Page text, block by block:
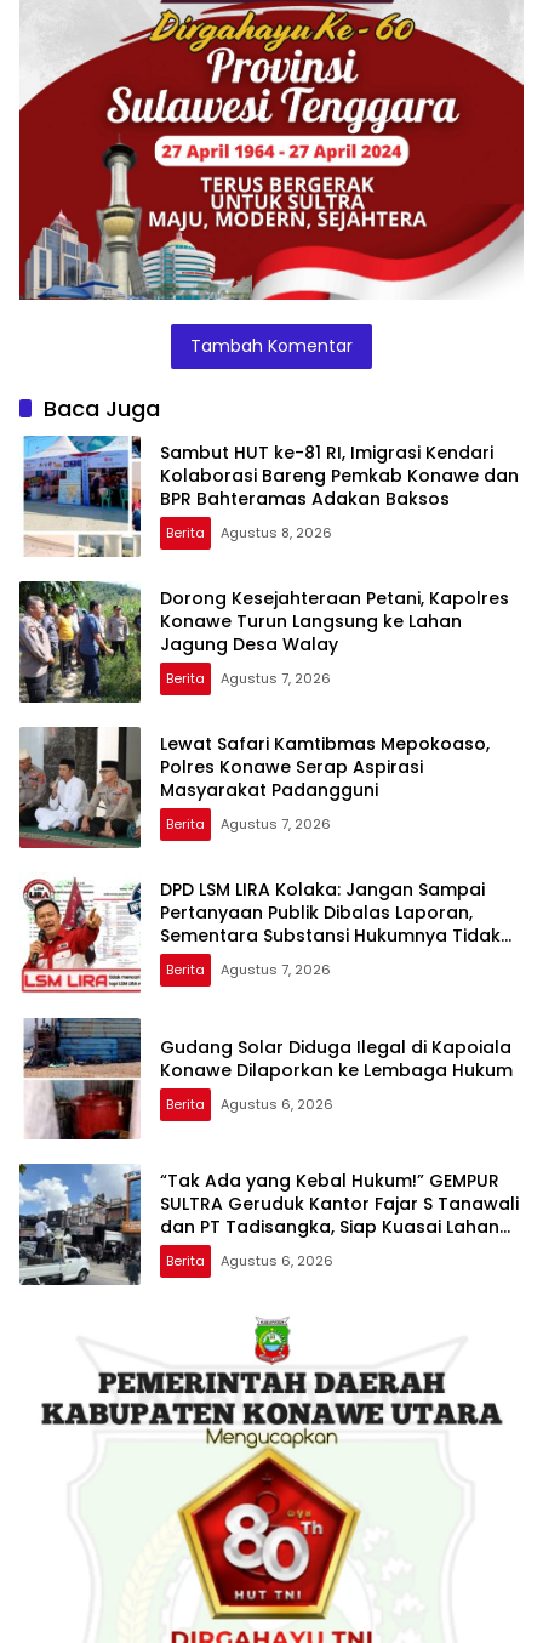
Tambah Komentar
Baca Juga
Sambut HUT ke-81 RI, Imigrasi Kendari
Kolaborasi Bareng Pemkab Konawe dan
BPR Bahteramas Adakan Baksos
Berita Agustus 8, 2026
Dorong Kesejahteraan Petani, Kapolres
Konawe Turun Langsung ke Lahan
Jagung Desa Walay
Berita Agustus 7, 2026
Lewat Safari Kamtibmas Mepokoaso,
Polres Konawe Serap Aspirasi
Masyarakat Padangguni
Berita Agustus 7, 2026
DPD LSM LIRA Kolaka: Jangan Sampai
Pertanyaan Publik Dibalas Laporan,
Sementara Substansi Hukumnya Tidak
Pernah Dijelaskan Secara Terbuka
Berita Agustus 7, 2026
Gudang Solar Diduga Ilegal di Kapoiala
Konawe Dilaporkan ke Lembaga Hukum
Berita Agustus 6, 2026
“Tak Ada yang Kebal Hukum!” GEMPUR
SULTRA Geruduk Kantor Fajar S Tanawali
dan PT Tadisangka, Siap Kuasai Lahan
Puuwatu
Berita Agustus 6, 2026